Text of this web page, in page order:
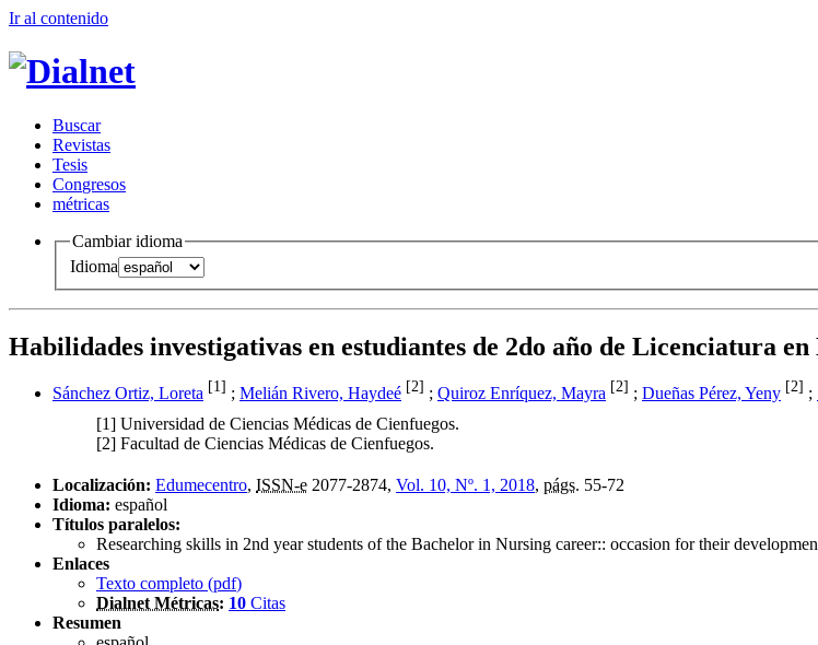
Ir al contenido
Buscar
Revistas
Tesis
Congresos
métricas
Cambiar idioma
Idioma
Habilidades investigativas en estudiantes de 2do año de Licenciatura
Sánchez Ortiz, Loreta [1] ; Melián Rivero, Haydeé [2] ; Quiroz Enríquez, Mayra [2] ; Dueñas Pérez, Yeny [2] ;
[1] Universidad de Ciencias Médicas de Cienfuegos.
[2] Facultad de Ciencias Médicas de Cienfuegos.
Localización: Edumecentro, ISSN-e 2077-2874, Vol. 10, Nº. 1, 2018, págs. 55-72
Idioma: español
Títulos paralelos:
Researching skills in 2nd year students of the Bachelor in Nursing career:: occasion for their
Enlaces
Texto completo (pdf)
Dialnet Métricas: 10 Citas
Resumen